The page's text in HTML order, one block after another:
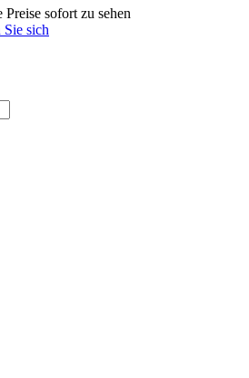
sofort zu sehen
Sie sich